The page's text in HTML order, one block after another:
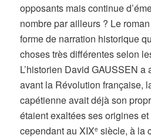
opposants mais continue
nombre par ailleurs ? Le
forme de narration historique
choses très différentes selon
L’historien David GAUSSEN
avant la Révolution française,
capétienne avait déjà son
étaient exaltées ses origines et
cependant au XIXe siècle, à la